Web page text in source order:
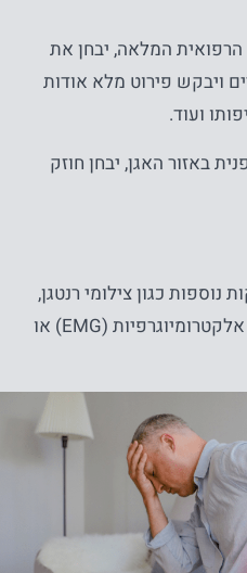
הרפואית המלאה, יבחן את
ויבקש פירוט מלא אודות
ועוד.
באזור האגן, יבחן חוזק
כגון צילומי רנטגן,
בדיקות דם, CT או MRI . בדיקות אלקטרומיוגרפיות (EMG) או